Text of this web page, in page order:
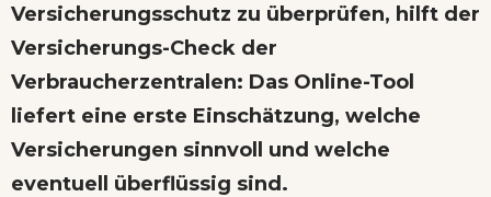
Versicherungsschutz zu überprüfen, hilft der
Versicherungs-Check der
Verbraucherzentralen: Das Online-Tool
liefert eine erste Einschätzung, welche
Versicherungen sinnvoll und welche
eventuell überflüssig sind.